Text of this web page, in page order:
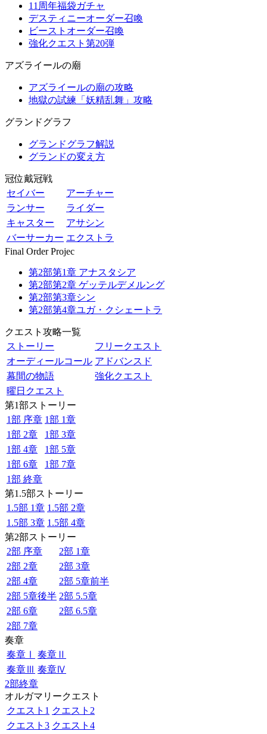
11周年福袋ガチャ
デスティニーオーダー召喚
ビーストオーダー召喚
強化クエスト第20弾
アズライールの廟
アズライールの廟の攻略
地獄の試練「妖精乱舞」攻略
グランドグラフ
グランドグラフ解説
グランドの変え方
冠位戴冠戦
セイバー
アーチャー
ランサー
ライダー
キャスター
アサシン
バーサーカー エクストラ
Final Order Projec
第2部第1章 アナスタシア
第2部第2章 ゲッテルデメルング
第2部第3章シン
第2部第4章ユガ・クシェートラ
クエスト攻略一覧
ストーリー
フリークエスト
オーディールコール アドバンスド
幕間の物語
強化クエスト
曜日クエスト
第1部ストーリー
1部 序章 1部 1章
1部 2章
1部 3章
1部 4章
1部 5章
1部 6章
1部 7章
1部 終章
第1.5部ストーリー
1.5部 1章 1.5部 2章
1.5部 3章 1.5部 4章
第2部ストーリー
2部 序章
2部 1章
2部 2章
2部 3章
2部 4章
2部 5章前半
2部 5章後半 2部 5.5章
2部 6章
2部 6.5章
2部 7章
奏章
奏章Ⅰ
奏章Ⅱ
奏章Ⅲ 奏章Ⅳ
2部終章
オルガマリークエスト
クエスト1 クエスト2
クエスト3 クエスト4